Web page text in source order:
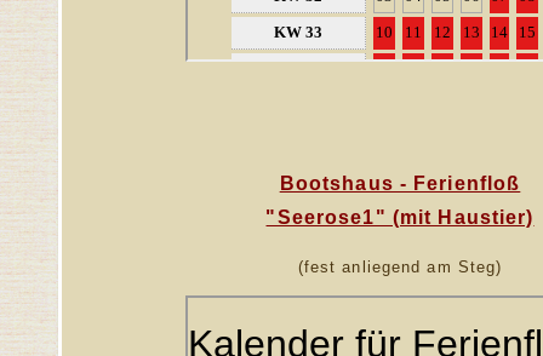
Bootshaus - Ferienfloß
"Seerose1" (mit Haustier)
(fest anliegend am Steg)